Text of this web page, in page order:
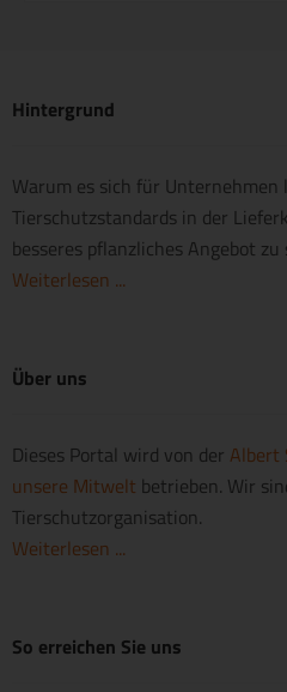
Hintergrund
Warum es sich für Unternehmen
Tierschutzstandards in der
besseres pflanzliches Angebot zu
Weiterlesen ...
Über uns
Dieses Portal wird von der Albert
unsere Mitwelt betrieben. Wir
Tierschutzorganisation.
Weiterlesen ...
So erreichen Sie uns